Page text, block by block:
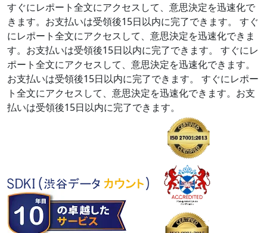
すぐにレポート全文にアクセスして、意思決定を迅速化で
きます。お支払いは受領後15日以内に完了できます。
すぐ
にレポート全文にアクセスして、意思決定を迅速化できま
す。お支払いは受領後15日以内に完了できます。
すぐにレ
ポート全文にアクセスして、意思決定を迅速化できます。
お支払いは受領後15日以内に完了できます。
すぐにレポー
ト全文にアクセスして、意思決定を迅速化できます。お支
払いは受領後15日以内に完了できます。